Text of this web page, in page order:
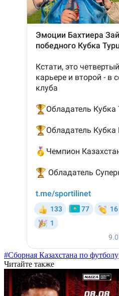
#Сборная Казахстана по футболу
Читайте также